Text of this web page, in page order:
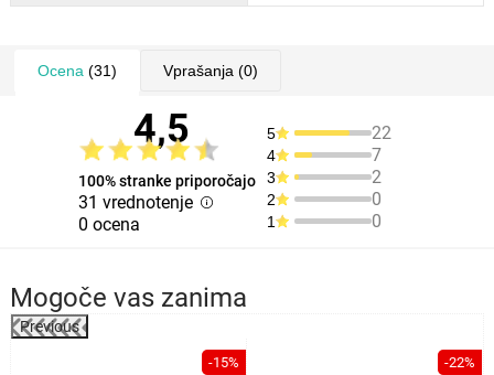
Ocena (31) Vprašanja (0)
4,5
100% stranke priporočajo
31 vrednotenje
0 ocena
5 22
4 7
3 2
2 0
1 0
Mogoče vas zanima
Previous
-15% -22%